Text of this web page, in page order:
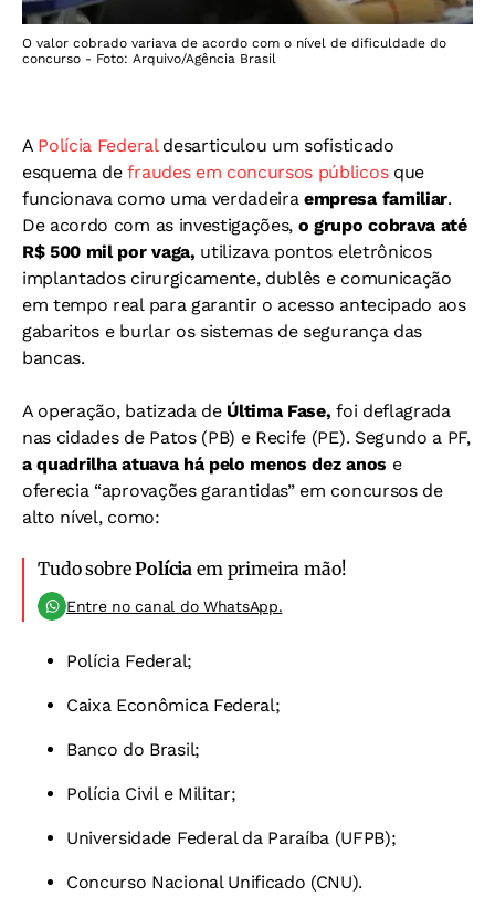
O valor cobrado variava de acordo com o nível de dificuldade do
concurso - Foto: Arquivo/Agência Brasil
A Polícia Federaldesarticulou um sofisticado
esquema defraudes em concursos públicosque
funcionava como uma verdadeiraempresa familiar.
De acordo com as investigações, o grupo cobrava até
R$ 500 mil por vaga, utilizava pontos eletrônicos
implantados cirurgicamente, dublês e comunicação
em tempo real para garantir o acesso antecipado aos
gabaritos e burlar os sistemas de segurança das
bancas.
A operação, batizada deÚltima Fase,foi deflagrada
nas cidades de Patos (PB) e Recife (PE). Segundo a PF,
a quadrilha atuava há pelo menos dez anos e
oferecia “aprovações garantidas” em concursos de
alto nível, como:
Tudo sobrePolícia em primeira mão!
Entre no canal do WhatsApp.
Polícia Federal;
Caixa Econômica Federal;
Banco do Brasil;
Polícia Civil e Militar;
Universidade Federal da Paraíba (UFPB);
Concurso Nacional Unificado (CNU).